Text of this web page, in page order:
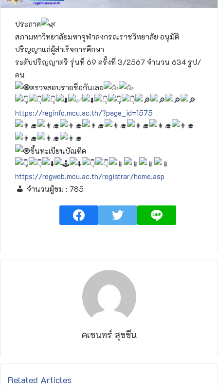
ประกาศ
สภามหาวิทยาลัยมหาจุฬาลงกรณราชวิทยาลัย อนุมัติ
ปริญญาแก่ผู้สำเร็จการศึกษา
ระดับปริญญาตรี รุ่นที่ 69 ครั้งที่ 3/2567 จำนวน 634 รูป/
คน
ตรวจสอบรายชื่อกันเลย
https://reginfo.mcu.ac.th/?page_id=1575
ขึ้นทะเบียนบัณฑิต
https://regweb.mcu.ac.th/registrar/home.asp
จำนวนผู้ชม : 785
คเชนทร์ สุขชื่น
Related Articles